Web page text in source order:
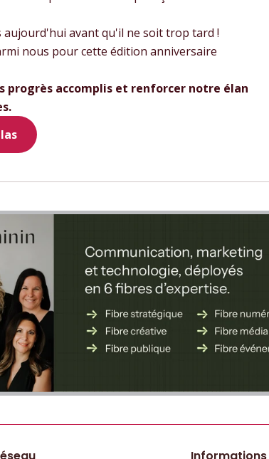
avant qu'il ne soit trop tard !
nous pour cette édition anniversaire
progrès accomplis et renforcer notre élan